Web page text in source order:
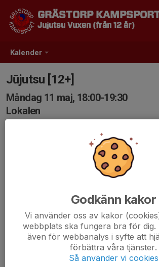
Kalender
GRÄSTORP
Jujutsu Vuxen (från 12 år)
Jūjutsu [12+]
Måndag 11 maj, 18:00-19:30
Lokalen
Godkänn kakor
Vi använder oss av kakor
webbplats ska fungera bra för dig.
även för webbanalys i syfte att
förbättra våra tjänster.
Så använder vi cookies